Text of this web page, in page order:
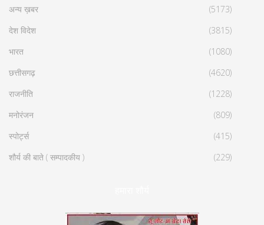
अन्य ख़बर
(5173)
देश विदेश
(3815)
भारत
(1080)
छत्तीसगढ़
(4620)
राजनीति
(1228)
मनोरंजन
(809)
स्पोर्ट्स
(415)
शौर्य की बाते ( सम्पादकीय )
(229)